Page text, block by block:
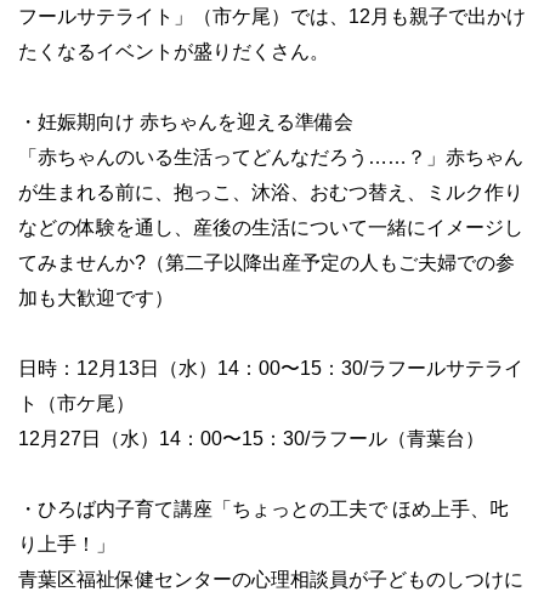
フールサテライト」（市ケ尾）では、12月も親子で出かけ
たくなるイベントが盛りだくさん。
・妊娠期向け 赤ちゃんを迎える準備会
「赤ちゃんのいる生活ってどんなだろう……？」赤ちゃん
が生まれる前に、抱っこ、沐浴、おむつ替え、ミルク作り
などの体験を通し、産後の生活について一緒にイメージし
てみませんか?（第二子以降出産予定の人もご夫婦での参
加も大歓迎です）
日時：12月13日（水）14：00〜15：30/ラフールサテライ
ト（市ケ尾）
12月27日（水）14：00〜15：30/ラフール（青葉台）
・ひろば内子育て講座「ちょっとの工夫で ほめ上手、𠮟
り上手！」
青葉区福祉保健センターの心理相談員が子どものしつけに